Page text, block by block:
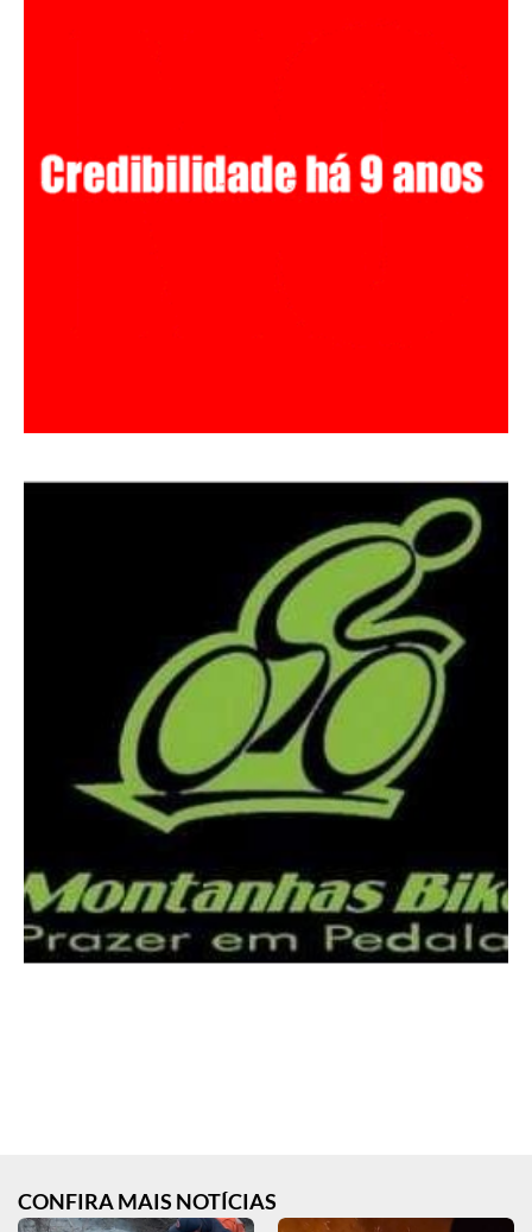
CONFIRA MAIS NOTÍCIAS